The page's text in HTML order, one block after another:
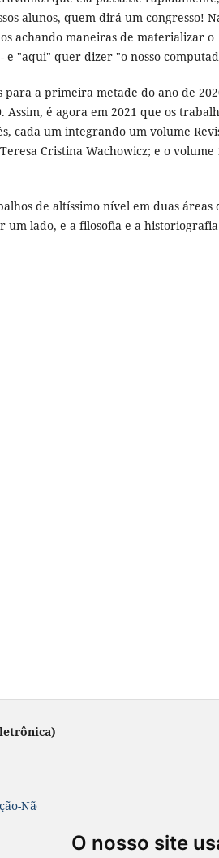
O nosso site
alunos, quem dirá um congresso!
achando maneiras de materializar o
e "aqui" quer dizer "o nosso
para a primeira metade do ano de
é agora em 2021 que os
cada um integrando um volume
Cristina Wachowicz; e o volume
de altíssimo nível em duas áreas
um lado, e a filosofia e a
NãoComercial-SemDerivações 4.0